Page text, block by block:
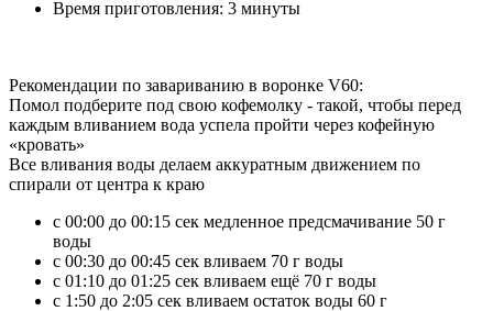
Время приготовления: 3 минуты
Рекомендации по завариванию в воронке V60:
Помол подберите под свою кофемолку - такой, чтобы перед
каждым вливанием вода успела пройти через кофейную
«кровать»
Все вливания воды делаем аккуратным движением по
спирали от центра к краю
с 00:00 до 00:15 сек медленное предсмачивание 50 г
воды
с 00:30 до 00:45 сек вливаем 70 г воды
с 01:10 до 01:25 сек вливаем ещё 70 г воды
c 1:50 до 2:05 сек вливаем остаток воды 60 г